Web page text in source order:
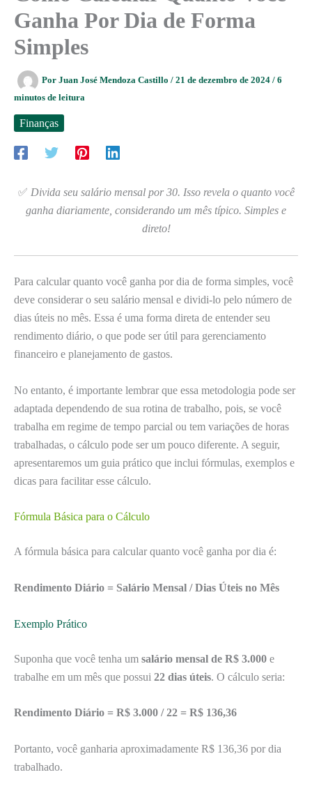
Ganha Por Dia de Forma
Simples
Por Juan José Mendoza Castillo / 21 de dezembro de 2024 / 6
minutos de leitura
Finanças
✅ Divida seu salário mensal por 30. Isso revela o quanto você
ganha diariamente, considerando um mês típico. Simples e
direto!
Para calcular quanto você ganha por dia de forma simples, você
deve considerar o seu salário mensal e dividi-lo pelo número de
dias úteis no mês. Essa é uma forma direta de entender seu
rendimento diário, o que pode ser útil para gerenciamento
financeiro e planejamento de gastos.
No entanto, é importante lembrar que essa metodologia pode ser
adaptada dependendo de sua rotina de trabalho, pois, se você
trabalha em regime de tempo parcial ou tem variações de horas
trabalhadas, o cálculo pode ser um pouco diferente. A seguir,
apresentaremos um guia prático que inclui fórmulas, exemplos e
dicas para facilitar esse cálculo.
Fórmula Básica para o Cálculo
A fórmula básica para calcular quanto você ganha por dia é:
Rendimento Diário = Salário Mensal / Dias Úteis no Mês
Exemplo Prático
Suponha que você tenha um salário mensal de R$ 3.000 e
trabalhe em um mês que possui 22 dias úteis. O cálculo seria:
Rendimento Diário = R$ 3.000 / 22 = R$ 136,36
Portanto, você ganharia aproximadamente R$ 136,36 por dia
trabalhado.